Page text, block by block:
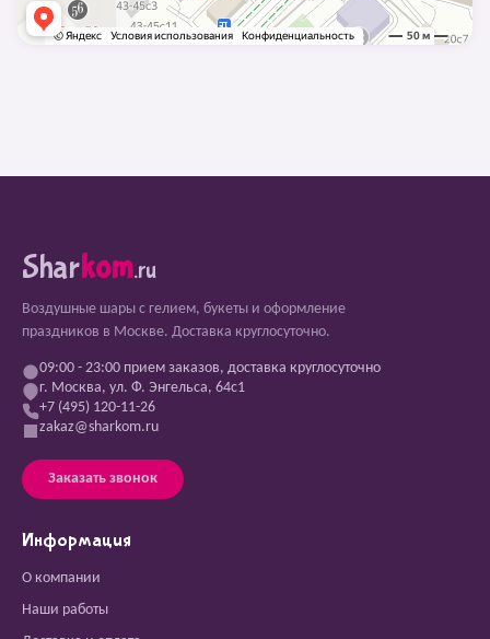
Sharkom.ru
Воздушные шары с гелием, букеты и оформление
праздников в Москве. Доставка круглосуточно.
09:00 - 23:00 прием заказов, доставка круглосуточно
г. Москва, ул. Ф. Энгельса, 64с1
+7 (495) 120-11-26
zakaz@sharkom.ru
Заказать звонок
Информация
О компании
Наши работы